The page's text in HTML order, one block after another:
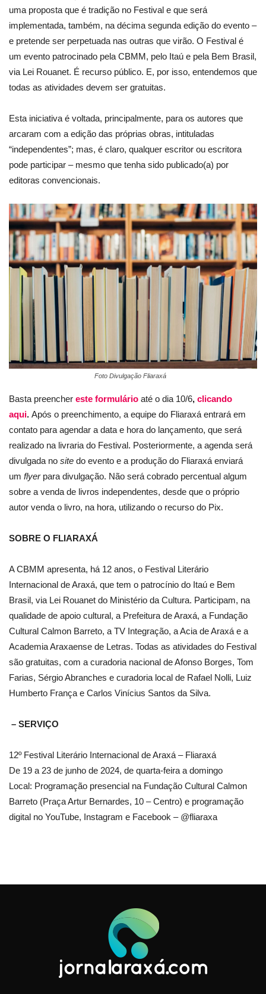
uma proposta que é tradição no Festival e que será
implementada, também, na décima segunda edição do evento –
e pretende ser perpetuada nas outras que virão. O Festival é
um evento patrocinado pela CBMM, pelo Itaú e pela Bem Brasil,
via Lei Rouanet. É recurso público. E, por isso, entendemos que
todas as atividades devem ser gratuitas.
Esta iniciativa é voltada, principalmente, para os autores que
arcaram com a edição das próprias obras, intituladas
“independentes”; mas, é claro, qualquer escritor ou escritora
pode participar – mesmo que tenha sido publicado(a) por
editoras convencionais.
Foto Divulgação Fliaraxá
Basta preencher este formulário até o dia 10/6, clicando
aqui. Após o preenchimento, a equipe do Fliaraxá entrará em
contato para agendar a data e hora do lançamento, que será
realizado na livraria do Festival. Posteriormente, a agenda será
divulgada no site do evento e a produção do Fliaraxá enviará
um flyerpara divulgação. Não será cobrado percentual algum
sobre a venda de livros independentes, desde que o próprio
autor venda o livro, na hora, utilizando o recurso do Pix.
SOBRE O FLIARAXÁ
A CBMM apresenta, há 12 anos, o Festival Literário
Internacional de Araxá, que tem o patrocínio do Itaú e Bem
Brasil, via Lei Rouanet do Ministério da Cultura. Participam, na
qualidade de apoio cultural, a Prefeitura de Araxá, a Fundação
Cultural Calmon Barreto, a TV Integração, a Acia de Araxá e a
Academia Araxaense de Letras. Todas as atividades do Festival
são gratuitas, com a curadoria nacional de Afonso Borges, Tom
Farias, Sérgio Abranches e curadoria local de Rafael Nolli, Luiz
Humberto França e Carlos Vinícius Santos da Silva.
– SERVIÇO
12º Festival Literário Internacional de Araxá – Fliaraxá
De 19 a 23 de junho de 2024, de quarta-feira a domingo
Local: Programação presencial na Fundação Cultural Calmon
Barreto (Praça Artur Bernardes, 10 – Centro) e programação
digital no YouTube, Instagram e Facebook – @‌fliaraxa